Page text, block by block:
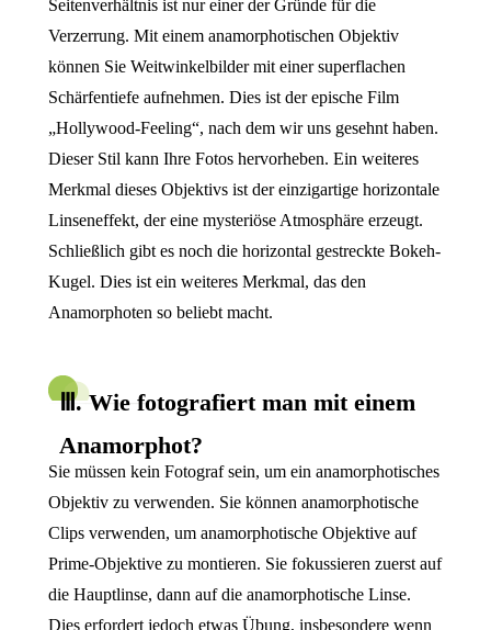
Seitenverhältnis ist nur einer der Gründe für die
Verzerrung. Mit einem anamorphotischen Objektiv
können Sie Weitwinkelbilder mit einer superflachen
Schärfentiefe aufnehmen. Dies ist der epische Film
„Hollywood-Feeling“, nach dem wir uns gesehnt haben.
Dieser Stil kann Ihre Fotos hervorheben. Ein weiteres
Merkmal dieses Objektivs ist der einzigartige horizontale
Linseneffekt, der eine mysteriöse Atmosphäre erzeugt.
Schließlich gibt es noch die horizontal gestreckte Bokeh-
Kugel. Dies ist ein weiteres Merkmal, das den
Anamorphoten so beliebt macht.
Ⅲ. Wie fotografiert man mit einem
Anamorphot?
Sie müssen kein Fotograf sein, um ein anamorphotisches
Objektiv zu verwenden. Sie können anamorphotische
Clips verwenden, um anamorphotische Objektive auf
Prime-Objektive zu montieren. Sie fokussieren zuerst auf
die Hauptlinse, dann auf die anamorphotische Linse.
Dies erfordert jedoch etwas Übung, insbesondere wenn